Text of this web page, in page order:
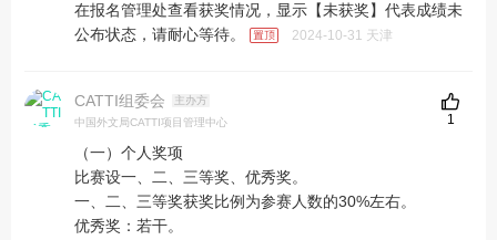
在报名管理处查看获奖情况，显示【未获奖】代表成绩未
公布状态，请耐心等待。
2024-10-31 天津
CATTI组委会
主办方
中国外文局CATTI项目管理中心
（一）个人奖项
比赛设一、二、三等奖、优秀奖。
一、二、三等奖获奖比例为参赛人数的30%左右。
优秀奖：若干。
1